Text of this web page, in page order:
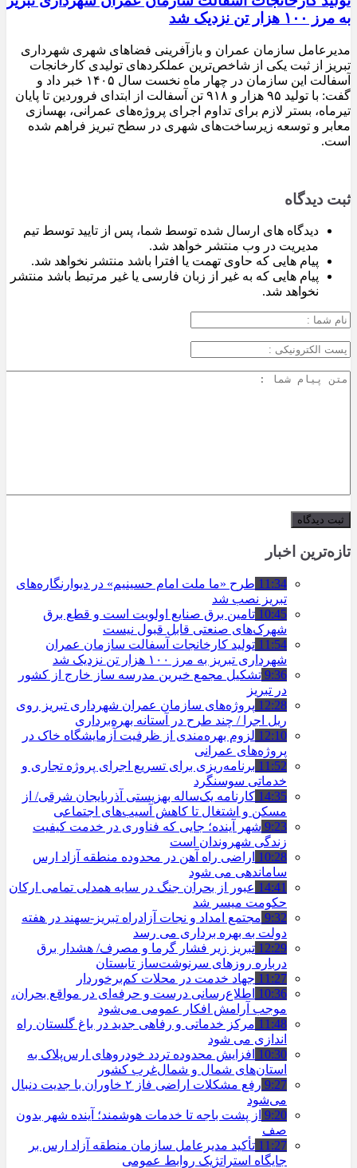
به مرز ۱۰۰ هزار تن نزدیک شد
مدیرعامل سازمان عمران و بازآفرینی فضاهای شهری شهرداری
تبریز از ثبت یکی از شاخص‌ترین عملکردهای تولیدی کارخانجات
آسفالت این سازمان در چهار ماه نخست سال ۱۴۰۵ خبر داد و
گفت: با تولید ۹۵ هزار و ۹۱۸ تن آسفالت از ابتدای فروردین تا پایان
تیرماه، بستر لازم برای تداوم اجرای پروژه‌های عمرانی، بهسازی
معابر و توسعه زیرساخت‌های شهری در سطح تبریز فراهم شده
است.
ثبت دیدگاه
دیدگاه های ارسال شده توسط شما، پس از تایید توسط تیم
مدیریت در وب منتشر خواهد شد.
پیام هایی که حاوی تهمت یا افترا باشد منتشر نخواهد شد.
پیام هایی که به غیر از زبان فارسی یا غیر مرتبط باشد منتشر
نخواهد شد.
تازه‌ترین اخبار
11:34 طرح «ما ملت امام حسینیم» در دیوارنگاره‌های
تبریز نصب شد
10:45 تامین برق صنایع اولویت است و قطع برق
شهرک‌های صنعتی قابل قبول نیست
11:54 تولید کارخانجات آسفالت سازمان عمران
شهرداری تبریز به مرز ۱۰۰ هزار تن نزدیک شد
9:36 تشکیل مجمع خیرین مدرسه ‌ساز خارج از کشور
در تبریز
12:28 پروژه‌های سازمان عمران شهرداری تبریز روی
ریل اجرا / چند طرح در آستانه بهره‌برداری
12:10 لزوم بهره‌مندی از ظرفیت آزمایشگاه خاک در
پروژه‌های عمرانی
11:52 برنامه‌ریزی برای تسریع اجرای پروژه تجاری و
خدماتی سوسنگرد
14:35 کارنامه یک‌ساله بهزیستی آذربایجان شرقی/ از
مسکن و اشتغال تا کاهش آسیب‌های اجتماعی
9:23 شهر آینده؛ جایی که فناوری در خدمت کیفیت
زندگی شهروندان است
10:28 اراضی راه آهن در محدوده منطقه آزاد ارس
ساماندهی می شود
14:41 عبور از بحران جنگ در سایه همدلی تمامی ارکان
حکومت میسر شد
9:32 مجتمع امداد و نجات آزادراه تبریز-سهند در هفته
دولت به بهره ‌برداری می‌ رسد
12:29 تبریز زیر فشار گرما و مصرف/ هشدار برق
درباره روزهای سرنوشت‌ساز تابستان
11:27 جهاد خدمت در محلات کم‌برخوردار
10:36 اطلاع‌رسانی درست و حرفه‌ای در مواقع بحران،
موجب آرامش افکار عمومی می‌شود
11:48 مرکز خدماتی و رفاهی جدید در باغ گلستان راه
اندازی می شود
10:30 افزایش محدوده تردد خودروهای ارس‌پلاک به
استان‌های شمال و شمال‌غرب کشور
9:27
رفع مشکلات اراضی فاز ۲ خاوران با جدیت دنبال
می‌شود
9:20 از پشت باجه تا خدمات هوشمند؛ آینده شهر بدون
صف
11:27 تأکید مدیرعامل سازمان منطقه آزاد ارس بر
جایگاه استراتژیک روابط عمومی